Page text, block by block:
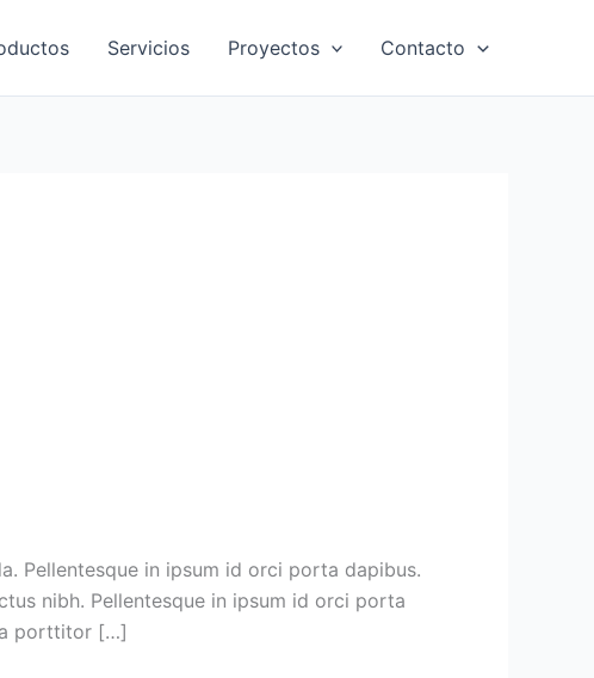
Servicios Proyectos Contacto
Pellentesque in ipsum id orci porta dapibus.
nibh. Pellentesque in ipsum id orci porta
porttitor […]